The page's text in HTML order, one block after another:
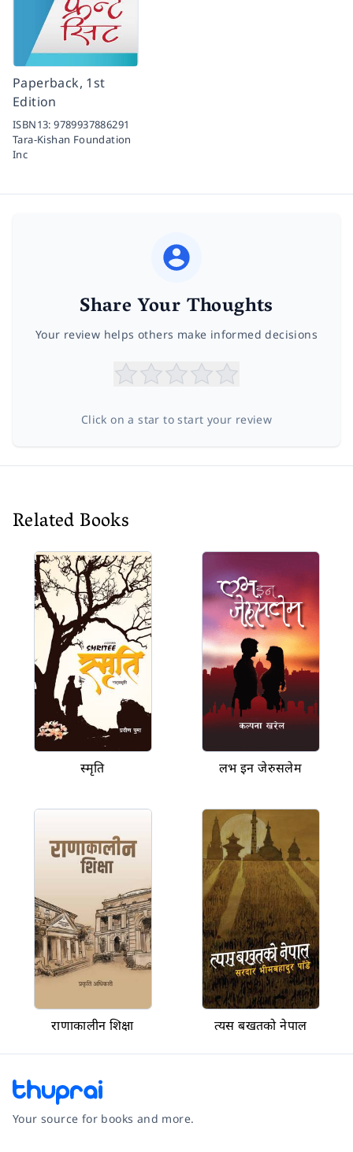
Paperback, 1st
Edition
ISBN13:9789937886291
Tara-Kishan Foundation
Inc
Share Your Thoughts
Your review helps others make informed decisions
Click on a star to start your review
Related Books
स्मृति लभ इन जेरुसलेम
राणाकालीन शिक्षा त्यस बखतको नेपाल
Your source for books and more.